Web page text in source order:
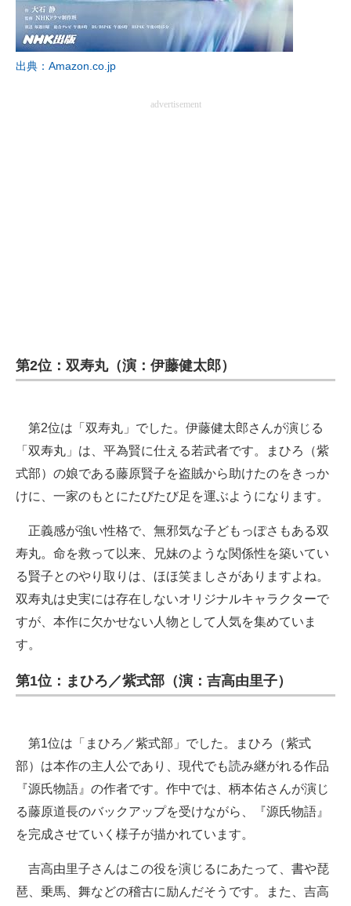
出典：Amazon.co.jp
advertisement
第2位：双寿丸（演：伊藤健太郎）
第2位は「双寿丸」でした。伊藤健太郎さんが演じる
「双寿丸」は、平為賢に仕える若武者です。まひろ（紫
式部）の娘である藤原賢子を盗賊から助けたのをきっか
けに、一家のもとにたびたび足を運ぶようになります。
正義感が強い性格で、無邪気な子どもっぽさもある双
寿丸。命を救って以来、兄妹のような関係性を築いてい
る賢子とのやり取りは、ほほ笑ましさがありますよね。
双寿丸は史実には存在しないオリジナルキャラクターで
すが、本作に欠かせない人物として人気を集めていま
す。
第1位：まひろ／紫式部（演：吉高由里子）
第1位は「まひろ／紫式部」でした。まひろ（紫式
部）は本作の主人公であり、現代でも読み継がれる作品
『源氏物語』の作者です。作中では、柄本佑さんが演じ
る藤原道長のバックアップを受けながら、『源氏物語』
を完成させていく様子が描かれています。
吉高由里子さんはこの役を演じるにあたって、書や琵
琶、乗馬、舞などの稽古に励んだそうです。また、吉高